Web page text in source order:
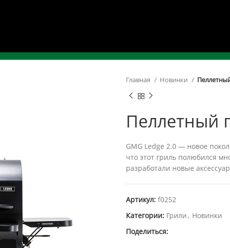
Главная Новинки
Пеллетный
GMG Ledge 2.0 — новое
что этот гриль полюбился
разработали новые
Артикул: f0252
Категории: Грили , Новинки
Поделиться: